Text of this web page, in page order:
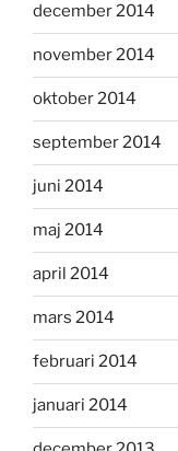
december 2014
november 2014
oktober 2014
september 2014
juni 2014
maj 2014
april 2014
mars 2014
februari 2014
januari 2014